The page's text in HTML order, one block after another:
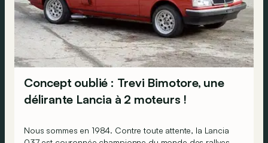
Concept oublié : Trevi Bimotore, une
délirante Lancia à 2 moteurs !
Nous sommes en 1984. Contre toute attente, la Lancia